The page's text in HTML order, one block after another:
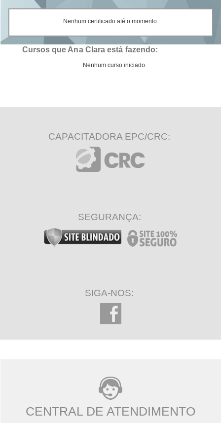
Nenhum certificado até o momento.
Cursos que Ana Clara está fazendo:
Nenhum curso iniciado.
CAPACITADORA EPC/CRC:
SEGURANÇA:
SIGA-NOS:
CENTRAL DE ATENDIMENTO